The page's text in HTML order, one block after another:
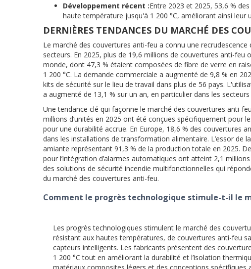
Développement récent :Entre 2023 et 2025, 53,6 %
haute température jusqu'à 1 200 °C, améliorant ainsi
DERNIÈRES TENDANCES DU MARCHÉ DES
Le marché des couvertures anti-feu a connu une
secteurs. En 2025, plus de 19,6 millions de couvertures anti-
monde, dont 47,3 % étaient composées de fibre de verre en
1 200 °C. La demande commerciale a augmenté de 9,8 % en
kits de sécurité sur le lieu de travail dans plus de 56 pays.
a augmenté de 13,1 % sur un an, en particulier dans les
Une tendance clé qui façonne le marché des couvertures anti-
millions d’unités en 2025 ont été conçues spécifiquement pour
pour une durabilité accrue. En Europe, 18,6 % des couvertures
dans les installations de transformation alimentaire. L’essor de
amiante représentant 91,3 % de la production totale en 2025.
pour l’intégration d’alarmes automatiques ont atteint 2,1
des solutions de sécurité incendie multifonctionnelles qui
du marché des couvertures anti-feu.
Comment le progrès technologique stimule-t-il le
Les progrès technologiques stimulent le marché des
résistant aux hautes températures, de couvertures anti-feu
capteurs intelligents. Les fabricants présentent des
1 200 °C tout en améliorant la durabilité et l’isolation